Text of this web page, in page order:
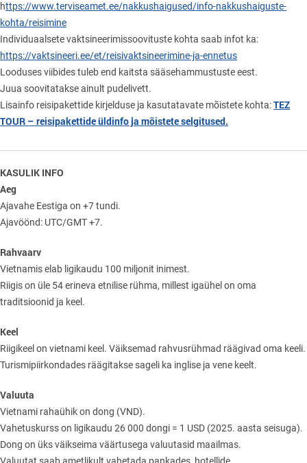
https://www.terviseamet.ee/nakkushaigused/info-nakkushaiguste-
kohta/reisimine
Individuaalsete vaktsineerimissoovituste kohta saab infot ka:
https://vaktsineeri.ee/et/reisivaktsineerimine-ja-ennetus
Looduses viibides tuleb end kaitsta sääsehammustuste eest.
Juua soovitatakse ainult pudelivett.
Lisainfo reisipakettide kirjelduse ja kasutatavate mõistete kohta:TEZ
TOUR – reisipakettide üldinfo ja mõistete selgitused.
KASULIK INFO
Aeg
Ajavahe Eestiga on +7 tundi.
Ajavöönd: UTC/GMT +7.
Rahvaarv
Vietnamis elab ligikaudu 100 miljonit inimest.
Riigis on üle 54 erineva etnilise rühma, millest igaühel on oma
traditsioonid ja keel.
Keel
Riigikeel on vietnami keel. Väiksemad rahvusrühmad räägivad oma keeli.
Turismipiirkondades räägitakse sageli ka inglise ja vene keelt.
Valuuta
Vietnami rahaühik on dong (VND).
Vahetuskurss on ligikaudu 26 000 dongi = 1 USD (2025. aasta seisuga).
Dong on üks väikseima väärtusega valuutasid maailmas.